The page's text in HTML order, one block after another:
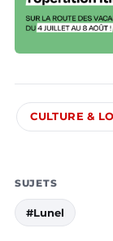
CULTURE &
SUJETS
#Lunel